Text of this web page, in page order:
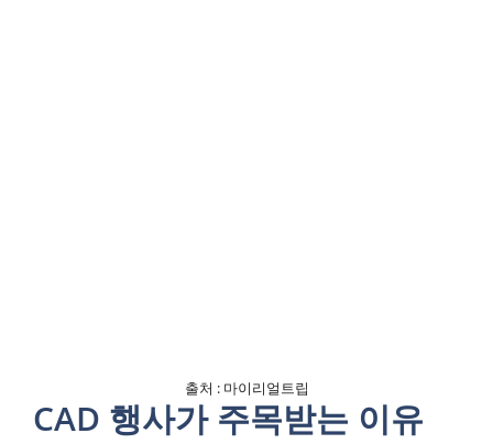
출처 : 마이리얼트립
CAD 행사가 주목받는 이유